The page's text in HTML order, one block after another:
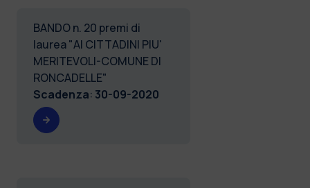
BANDO n. 20 premi di
laurea "AI CITTADINI PIU'
MERITEVOLI-COMUNE DI
RONCADELLE"
Scadenza: 30-09-2020